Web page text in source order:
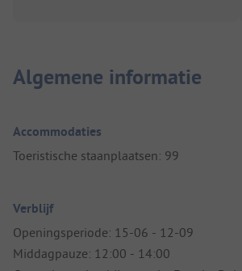
Algemene informatie
Accommodaties
Toeristische staanplaatsen: 99
Verblijf
Openingsperiode: 15-06 - 12-09
Middagpauze: 12:00 - 14:00